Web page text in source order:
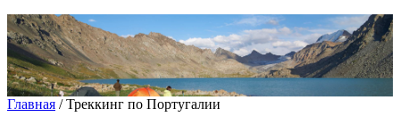
Главная /Треккинг по Португалии